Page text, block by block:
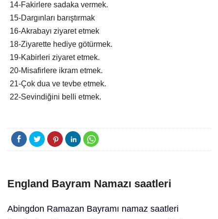
14-Fakirlere sadaka vermek.
15-Dargınları barıştırmak
16-Akrabayı ziyaret etmek
18-Ziyarette hediye götürmek.
19-Kabirleri ziyaret etmek.
20-Misafirlere ikram etmek.
21-Çok dua ve tevbe etmek.
22-Sevindiğini belli etmek.
England Bayram Namazı saatleri
Abingdon Ramazan Bayramı namaz saatleri